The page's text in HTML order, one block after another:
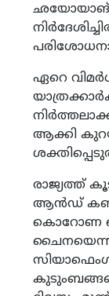
ഛയോയാങ്
പരിശോധനാ
ഏറെ
ആക്കി
രാജ്യത്ത്
ആന്‍ഡ്
കൊറോണ
ചൈനയെന്ന്